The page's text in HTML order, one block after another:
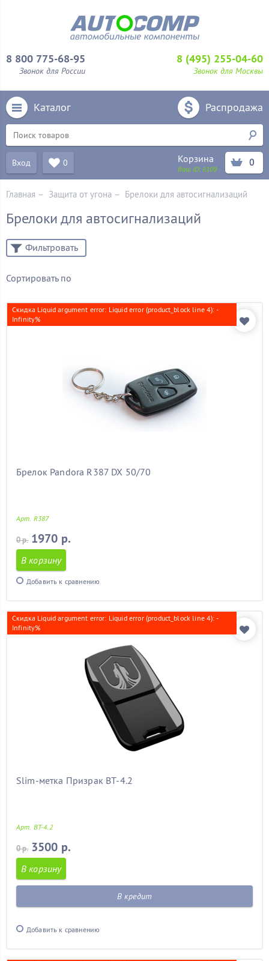
8 800 775-68-95
Звонок для России
8 (495) 255-04-60
Звонок для Москвы
Каталог Распродажа
Вход 0 Корзина
Ваш ID:6109
0
Главная – Защита от угона – Брелоки для автосигнализаций
Брелоки для автосигнализаций
Сортировать по
Скидка Liquid argument error: Liquid error (product_block line 4): -
Infinity%
Брелок Pandora R387 DX 50/70
Арт. R387
0 р. 1970 р.
В корзину
Добавить к сравнению
Скидка Liquid argument error: Liquid error (product_block line 4): -
Infinity%
Slim-метка Призрак BT-4.2
Арт. BT-4.2
0 р. 3500 р.
В корзину
В кредит
Добавить к сравнению
Бренд
Показать товары
Фильтровать